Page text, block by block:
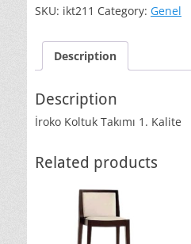
SKU: ikt211 Category: Genel
Description
Description
İroko Koltuk Takımı 1. Kalite
Related products